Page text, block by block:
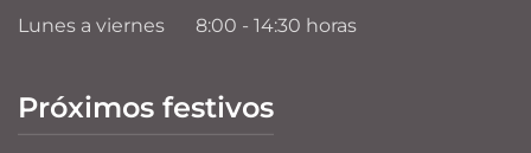
Lunes a viernes 8:00 - 14:30 horas
Próximos festivos